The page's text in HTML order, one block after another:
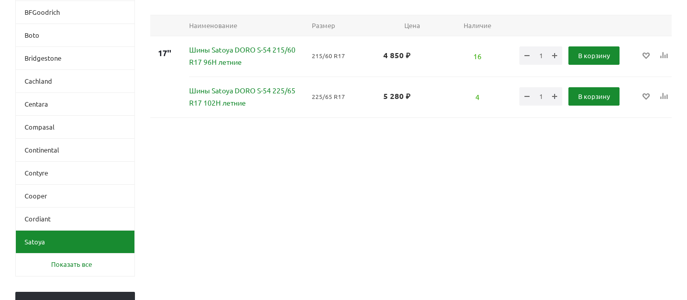
Наименование Размер Цена Наличие
17''
Шины Satoya DORO S-54 215/60
R17 96H летние
215/60 R17 4 850 ₽ 16 В корзину
Шины Satoya DORO S-54 225/65
R17 102H летние
225/65 R17 5 280 ₽ 4 В корзину
BFGoodrich
Boto
Bridgestone
Cachland
Centara
Compasal
Continental
Contyre
Cooper
Cordiant
Satoya
Показать все